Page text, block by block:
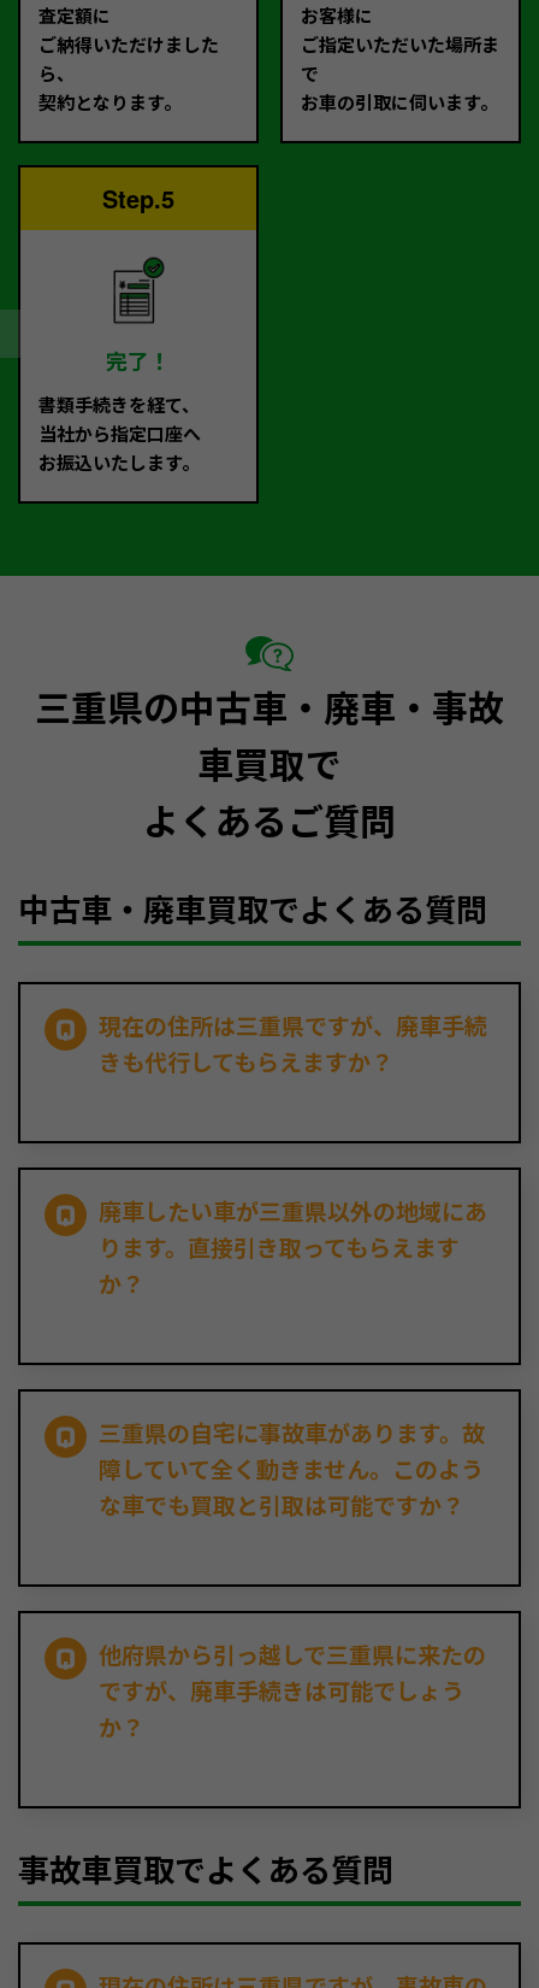
査定額に
ご納得いただけました
ら、
契約となります。
お客様に
ご指定いただいた場所ま
で
お車の引取に伺います。
Step.5
完了！
書類手続きを経て、
当社から指定口座へ
お振込いたします。
三重県の中古車・廃車・事故
車買取で
よくあるご質問
中古車・廃車買取でよくある質問
現在の住所は三重県ですが、廃車手続
きも代行してもらえますか？
廃車したい車が三重県以外の地域にあ
ります。直接引き取ってもらえます
か？
三重県の自宅に事故車があります。故
障していて全く動きません。このよう
な車でも買取と引取は可能ですか？
他府県から引っ越しで三重県に来たの
ですが、廃車手続きは可能でしょう
か？
事故車買取でよくある質問